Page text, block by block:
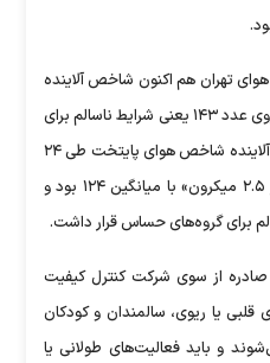
تهران هم اکنون شاخص آلاینده
«ذرات معلق کمتر از ۲.۵ میکرون» روی عدد ۱۴۳ یعنی شرایط ناسالم برای
گروه‌های حساس قرار دارد همچنین آلاینده شاخص هوای پایتخت طی ۲۴
ساعت گذشته «ذرات‌ معلق کمتر از ۲.۵ میکرون» با میانگین ۱۲۴ بود و
برای گروه‌های حساس قرار داشت.
صادره از سوی شرکت کنترل کیفیت
قلبی یا ریوی، سالمندان و کودکان
و باید فعالیت‌های طولانی یا